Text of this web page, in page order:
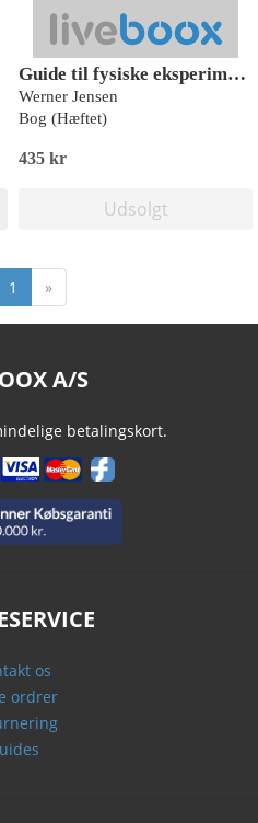
Guide til fysiske eksperimenter
Werner Jensen
Bog (Hæftet)
435 kr
Udsolgt
1 »
A/S
betalingskort.
os
ordrer